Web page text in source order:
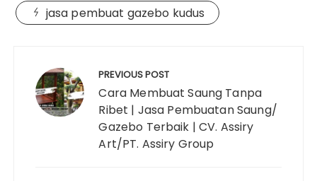
jasa pembuat gazebo kudus
navigation PREVIOUS POST
Cara Membuat Saung Tanpa
Ribet | Jasa Pembuatan Saung/
Gazebo Terbaik | CV. Assiry
Art/PT. Assiry Group